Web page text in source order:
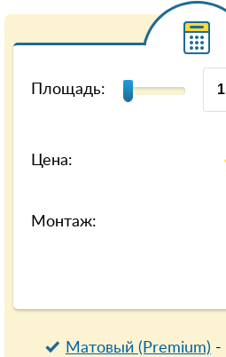
Площадь:
Цена:
Монтаж:
Матовый (Premium) -